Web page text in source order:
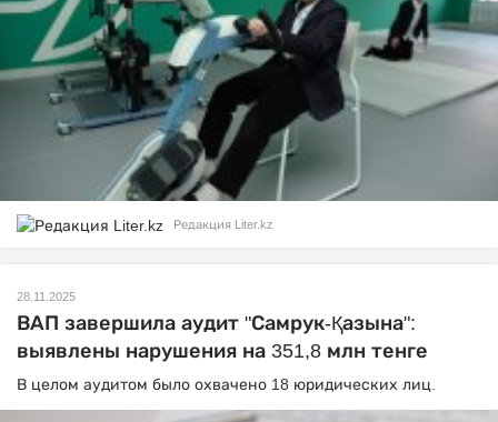
Редакция Liter.kz
28.11.2025
ВАП завершила аудит "Самрук-Қазына":
выявлены нарушения на 351,8 млн тенге
В целом аудитом было охвачено 18 юридических лиц.